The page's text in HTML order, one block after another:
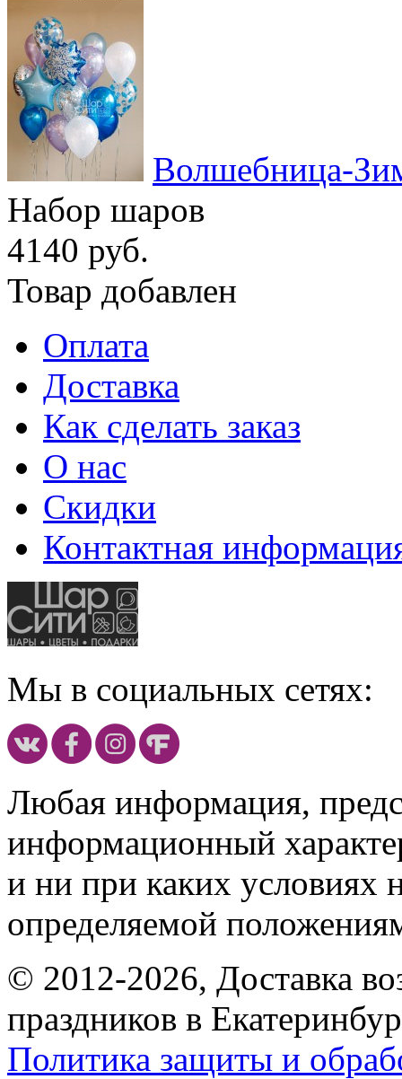
Волшебница-
Набор шаров
4140 руб.
Товар добавлен
Оплата
Доставка
Как сделать заказ
О нас
Скидки
Контактная
Мы в социальных сетях:
Любая информация,
информационный
и ни при каких условиях
определяемой
© 2012-2026, Доставка
праздников в
Политика защиты и